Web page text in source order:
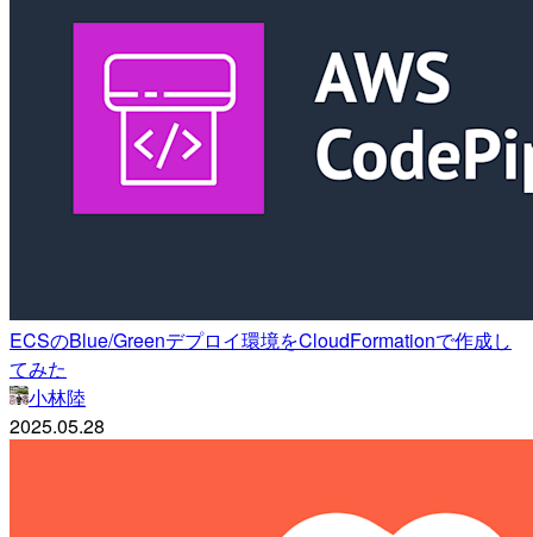
ECSのBlue/Greenデプロイ環境をCloudFormationで作成し
てみた
小林陸
2025.05.28